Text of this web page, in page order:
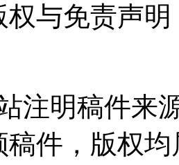
与免责声明
注明稿件来
稿件，版权